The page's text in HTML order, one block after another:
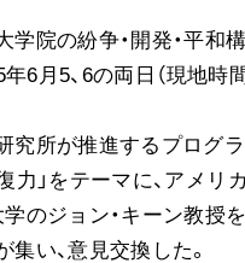
ご利用にあ
院の紛争・開発・平和
6月5、6の両日（現地時
所が推進するプログラ
」をテーマに、アメリ
のジョン・キーン教授
い、意見交換した。